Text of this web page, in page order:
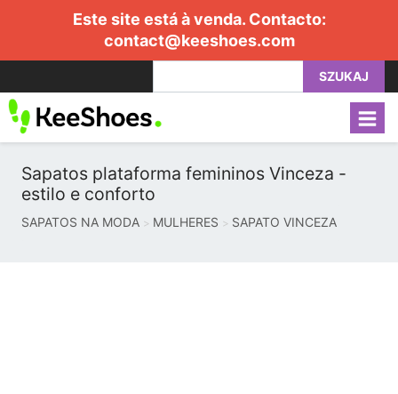
Este site está à venda. Contacto:
contact@keeshoes.com
SZUKAJ
Sapatos plataforma femininos Vinceza -
estilo e conforto
SAPATOS NA MODA MULHERES SAPATO VINCEZA